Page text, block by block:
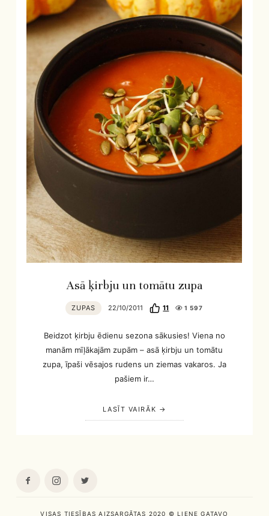
Asā ķirbju un tomātu zupa
ZUPAS 22/10/2011 11 1 597
Beidzot ķirbju ēdienu sezona sākusies! Viena no
manām mīļākajām zupām – asā ķirbju un tomātu
zupa, īpaši vēsajos rudens un ziemas vakaros. Ja
pašiem ir…
LASĪT VAIRĀK
VISAS TIESĪBAS AIZSARGĀTAS 2020 © LIENE GATAVO